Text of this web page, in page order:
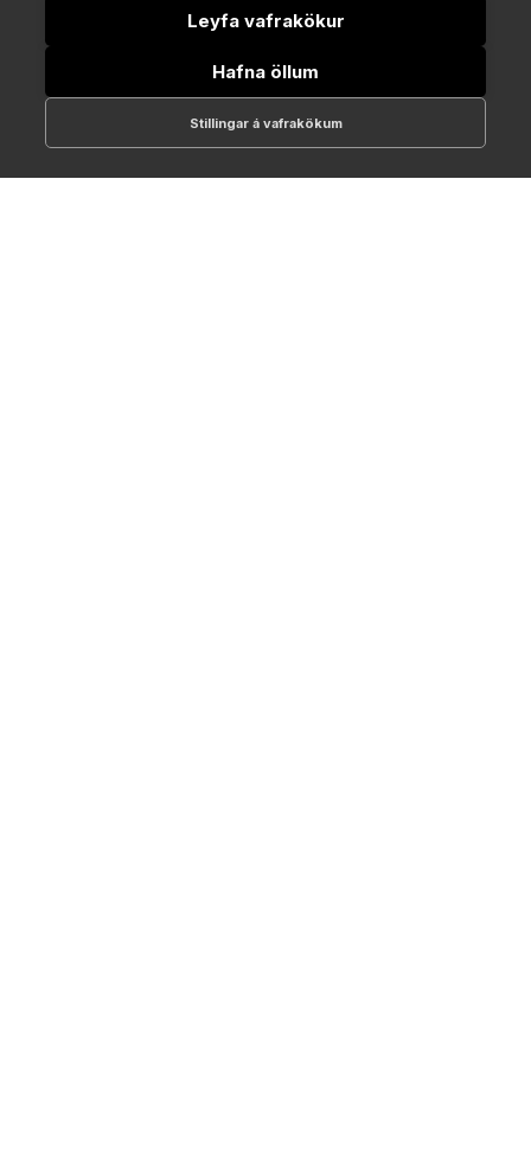
Leyfa vafrakökur
Hafna öllum
Stillingar á vafrakökum